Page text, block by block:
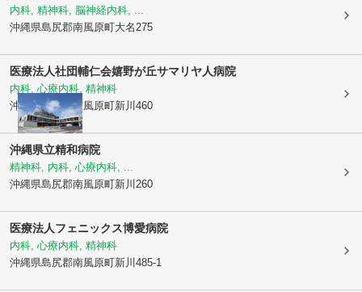
内科, 精神科, 脳神経内科, ...
沖縄県島尻郡南風原町大名275
医療法人社団輔仁会嬉野が丘サマリヤ人病院
内科, 心療内科, 精神科
沖縄県島尻郡南風原町新川460
沖縄県立精和病院
精神科, 内科, 心療内科, ...
沖縄県島尻郡南風原町新川260
医療法人フェニックス博愛病院
内科, 心療内科, 精神科
沖縄県島尻郡南風原町新川485-1